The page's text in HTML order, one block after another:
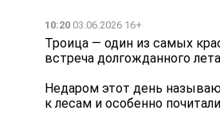
10:20 03.06.2026 16+
Троица — один из самых
встреча долгожданного
Недаром этот день
к лесам и особенно